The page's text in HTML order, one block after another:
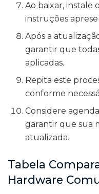
Ao baixar, instale
instruções
Após a
garantir que
aplicadas.
Repita este
conforme
Considere
garantir que sua
atualizada.
Tabela
Hardware